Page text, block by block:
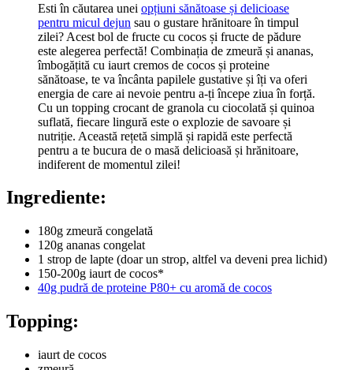
Esti în căutarea unei opțiuni sănătoase și delicioase
pentru micul dejun sau o gustare hrănitoare în timpul
zilei? Acest bol de fructe cu cocos și fructe de pădure
este alegerea perfectă! Combinația de zmeură și ananas,
îmbogățită cu iaurt cremos de cocos și proteine
sănătoase, te va încânta papilele gustative și îți va oferi
energia de care ai nevoie pentru a-ți începe ziua în forță.
Cu un topping crocant de granola cu ciocolată și quinoa
suflată, fiecare lingură este o explozie de savoare și
nutriție. Această rețetă simplă și rapidă este perfectă
pentru a te bucura de o masă delicioasă și hrănitoare,
indiferent de momentul zilei!
Ingrediente:
180g zmeură congelată
120g ananas congelat
1 strop de lapte (doar un strop, altfel va deveni prea lichid)
150-200g iaurt de cocos*
40g pudră de proteine P80+ cu aromă de cocos
Topping:
iaurt de cocos